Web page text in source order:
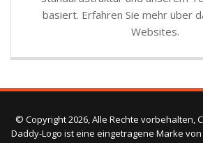
basiert. Erfahren Sie mehr über
Websites.
© Copyright 2026, Alle Rechte vorbehalten,
Daddy-Logo ist eine eingetragene Marke